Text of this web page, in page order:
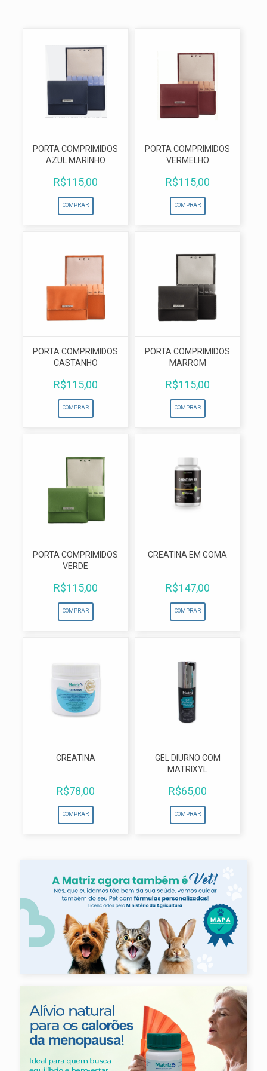
AMBIENTE SEGURO
SEUS DADOS PROTEGIDOS
QUALIDADE
SATISFAÇÃO GARANTIDA
PORTA COMPRIMIDOS
AZUL MARINHO
R$115,00
COMPRAR
PORTA COMPRIMIDOS
VERMELHO
R$115,00
COMPRAR
PORTA COMPRIMIDOS
CASTANHO
R$115,00
COMPRAR
PORTA COMPRIMIDOS
MARROM
R$115,00
COMPRAR
PORTA COMPRIMIDOS
VERDE
R$115,00
COMPRAR
CREATINA EM GOMA
R$147,00
COMPRAR
CREATINA
R$78,00
COMPRAR
GEL DIURNO COM
MATRIXYL
R$65,00
COMPRAR